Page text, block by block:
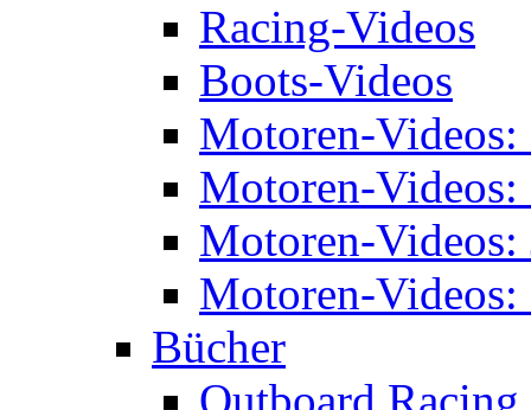
Racing-Videos
Boots-Videos
Motoren-
Motoren-
Motoren-Videos:
Motoren-Videos:
Bücher